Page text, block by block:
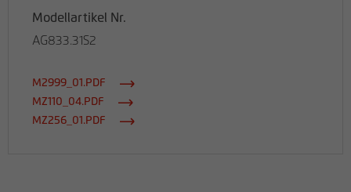
Modellartikel Nr.
AG833.31S2
M2999_01.PDF
MZ110_04.PDF
MZ256_01.PDF